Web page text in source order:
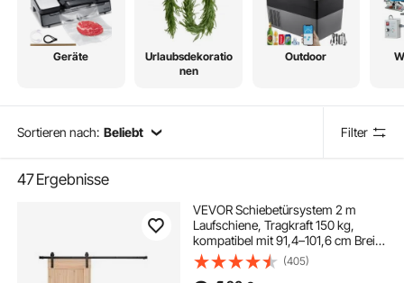
Geräte
Urlaubsdekoratio
nen
Outdoor
Sortieren nach: Beliebt Filter
47Ergebnisse
VEVOR Schiebetürsystem 2 m
Laufschiene, Tragkraft 150 kg,
kompatibel mit 91,4–101,6 cm Breite
& 3,5-4,5 cm Dicke, einzelne
Schiebetür im Scheunenstil,
(405)